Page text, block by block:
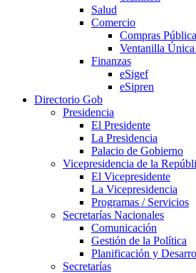
Salud
Comercio
Compras
Ventanilla
Finanzas
eSigef
eSipren
Directorio Gob
Presidencia
El Presidente
La Presidencia
Palacio de Gobierno
Vicepresidencia de la
El Vicepresidente
La Vicepresidencia
Programas / Servicios
Secretarías Nacionales
Comunicación
Gestión de la Política
Planificación y
Secretarías